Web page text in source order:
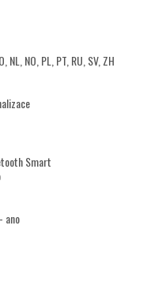
NL, NO, PL, PT, RU, SV, ZH
Smart
ano